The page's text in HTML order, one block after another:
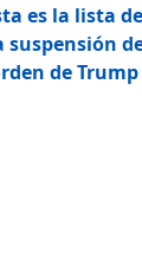
es la lista
de Trump